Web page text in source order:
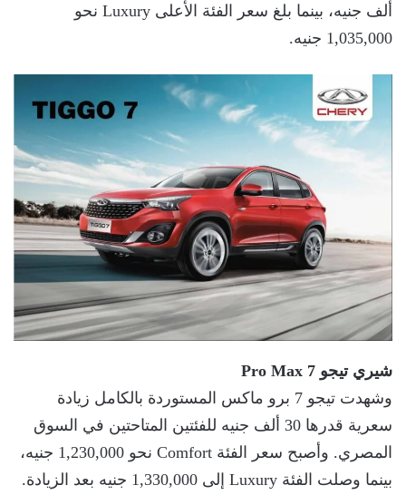
ألف جنيه، بينما بلغ سعر الفئة الأعلى Luxury نحو
1,035,000 جنيه.
شيري تيجو
وشهدت تيجو 7 برو ماكس المستوردة بالكامل زيادة
سعرية قدرها 30 ألف جنيه للفئتين المتاحتين في السوق
المصري. وأصبح سعر الفئة Comfort نحو 1,230,000 جنيه،
بينما وصلت الفئة Luxury إلى 1,330,000 جنيه بعد الزيادة.